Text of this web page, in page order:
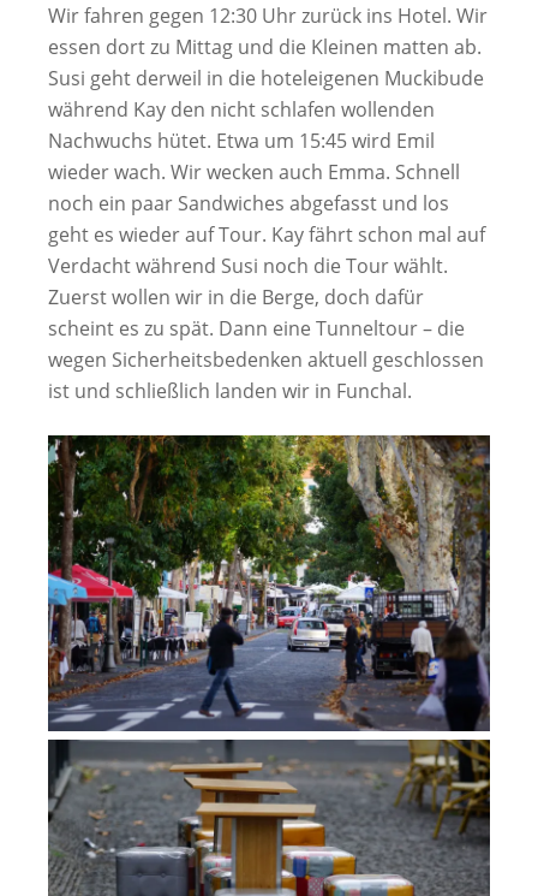
Wir fahren gegen 12:30 Uhr zurück ins Hotel. Wir
essen dort zu Mittag und die Kleinen matten ab.
Susi geht derweil in die hoteleigenen Muckibude
während Kay den nicht schlafen wollenden
Nachwuchs hütet. Etwa um 15:45 wird Emil
wieder wach. Wir wecken auch Emma. Schnell
noch ein paar Sandwiches abgefasst und los
geht es wieder auf Tour. Kay fährt schon mal auf
Verdacht während Susi noch die Tour wählt.
Zuerst wollen wir in die Berge, doch dafür
scheint es zu spät. Dann eine Tunneltour – die
wegen Sicherheitsbedenken aktuell geschlossen
ist und schließlich landen wir in Funchal.